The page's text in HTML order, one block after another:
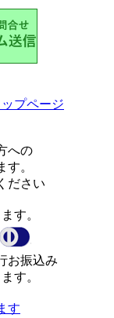
プページ
への
。
ださい
す。
お振込み
す。
す